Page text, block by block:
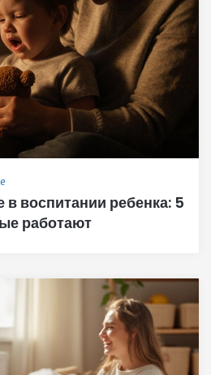
в воспитании ребенка: 5
работают